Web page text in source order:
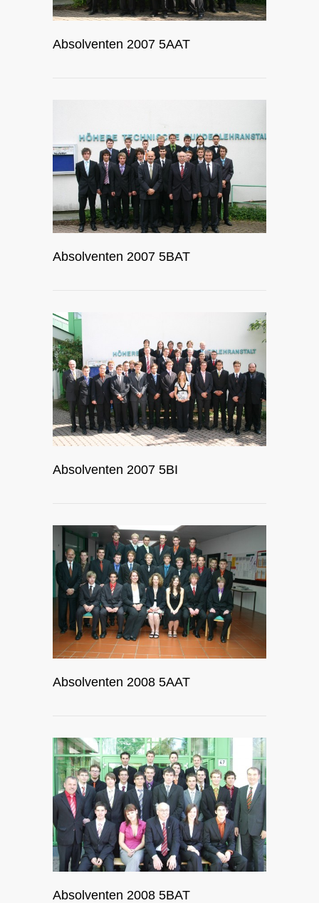
Absolventen 2007 5AAT
Absolventen 2007 5BAT
Absolventen 2007 5BI
Absolventen 2008 5AAT
Absolventen 2008 5BAT